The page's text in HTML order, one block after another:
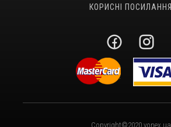
КОРИСНІ ПОСИЛАННЯ
Copyright©2020 yonex.ua